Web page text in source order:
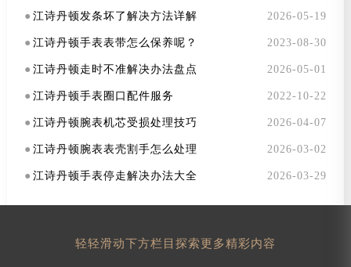
● 江诗丹顿发条坏了解决方法详解 2026-05-19
● 江诗丹顿手表表带怎么保养呢？ 2023-08-30
● 江诗丹顿走时不准解决办法盘点 2026-05-01
● 江诗丹顿手表圈口配件服务 2022-10-22
● 江诗丹顿腕表机芯受损处理技巧 2026-04-07
● 江诗丹顿腕表表壳割手怎么处理 2026-03-02
● 江诗丹顿手表停走解决办法大全 2026-03-29
轻轻滑动下方栏目探索更多精彩内容